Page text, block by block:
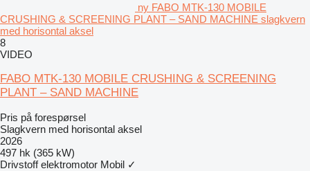
ny FABO MTK-130 MOBILE
CRUSHING & SCREENING PLANT – SAND MACHINE slagkvern
med horisontal aksel
8
VIDEO
FABO MTK-130 MOBILE CRUSHING & SCREENING
PLANT – SAND MACHINE
Pris på forespørsel
Slagkvern med horisontal aksel
2026
497 hk (365 kW)
Drivstoff elektromotor Mobil ✓